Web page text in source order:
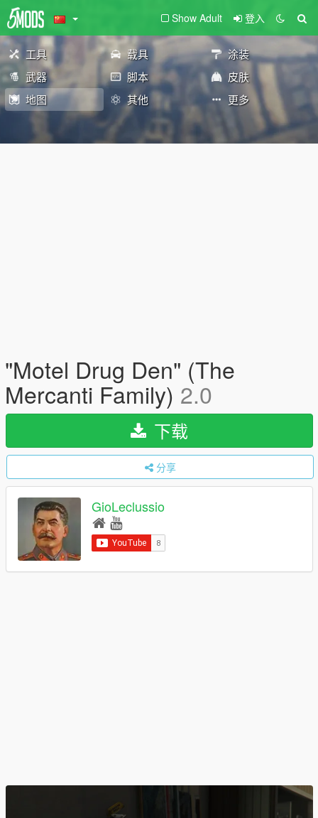
Show Adult 登入
工具 载具
涂装
武器
脚本
皮肤
地图
其他 更多
"Motel Drug Den" (The
Mercanti Family) 2.0
下载
分享
GioLeclussio